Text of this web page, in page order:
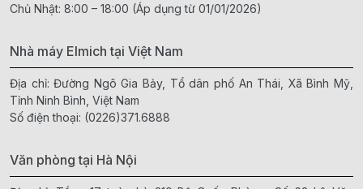
Chủ Nhật: 8:00 – 18:00 (Áp dụng từ 01/01/2026)
Nhà máy Elmich tại Việt Nam
Địa chỉ: Đường Ngô Gia Bảy, Tổ dân phố An Thái, Xã Bình Mỹ,
Tỉnh Ninh Bình, Việt Nam
Số điện thoại: (0226)371.6888
Văn phòng tại Hà Nội